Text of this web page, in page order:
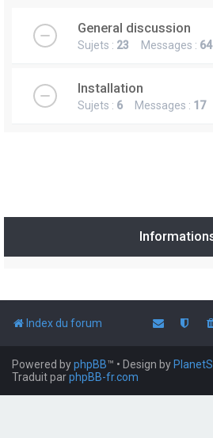
General discussion
Sujets : 23 Messages : 64
Installation
Sujets : 6 Messages : 17
Index du forum
Powered byphpBB™ • Design by
Traduit parphpBB-fr.com